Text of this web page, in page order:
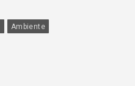
Ambiente